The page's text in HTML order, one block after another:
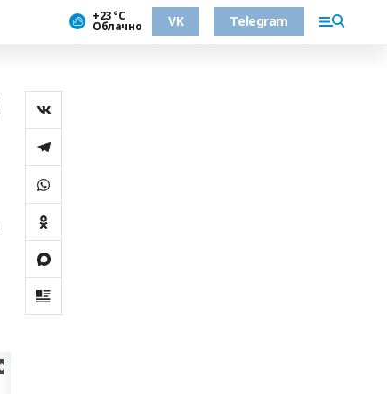
+23 °С
Облачно VK Telegram